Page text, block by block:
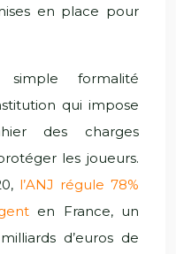
en place pour
formalité
qui impose
des charges
les joueurs.
l’ANJ régule 78%
en France, un
d’euros de